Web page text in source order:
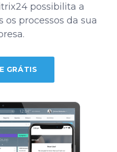
possibilita a
processos da sua
GRÁTIS